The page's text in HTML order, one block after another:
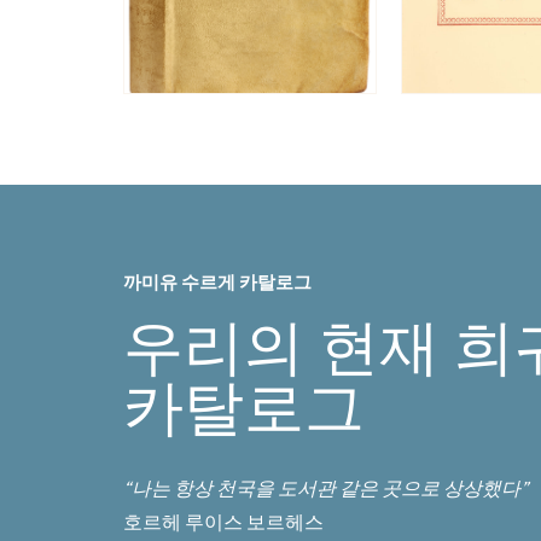
까미유 수르게 카탈로그
우리의 현재 희
카탈로그
“나는 항상 천국을 도서관 같은 곳으로 상상했다”
호르헤 루이스 보르헤스